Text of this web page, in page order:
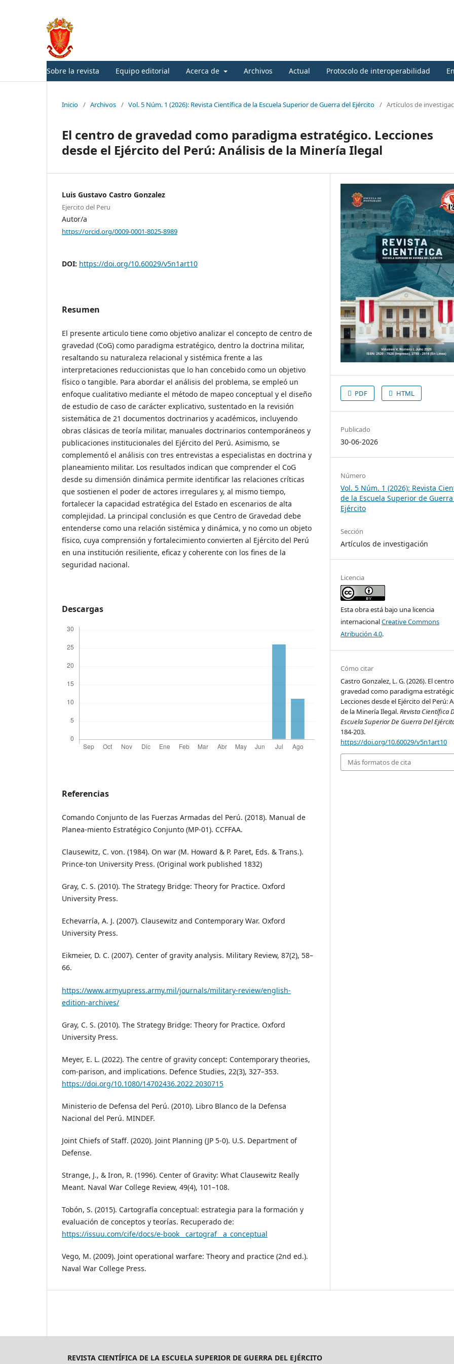
Sobre la revista Equipo editorial Acerca de Archivos Actual Protocolo de interoperabilidad
Inicio / Archivos / Vol. 5 Núm. 1 (2026): Revista Científica de la Escuela Superior de Guerra del Ejército / Artículos de
El centro de gravedad como paradigma estratégico. Lecciones
desde el Ejército del Perú: Análisis de la Minería Ilegal
Luis Gustavo Castro Gonzalez
Ejercito del Peru
Autor/a
https://orcid.org/0009-0001-8025-8989
DOI: https://doi.org/10.60029/v5n1art10
Resumen
El presente articulo tiene como objetivo analizar el concepto de centro de
gravedad (CoG) como paradigma estratégico, dentro la doctrina militar,
resaltando su naturaleza relacional y sistémica frente a las
interpretaciones reduccionistas que lo han concebido como un objetivo
físico o tangible. Para abordar el análisis del problema, se empleó un
enfoque cualitativo mediante el método de mapeo conceptual y el diseño
de estudio de caso de carácter explicativo, sustentado en la revisión
sistemática de 21 documentos doctrinarios y académicos, incluyendo
obras clásicas de teoría militar, manuales doctrinarios contemporáneos y
publicaciones institucionales del Ejército del Perú. Asimismo, se
complementó el análisis con tres entrevistas a especialistas en doctrina y
planeamiento militar. Los resultados indican que comprender el CoG
desde su dimensión dinámica permite identificar las relaciones críticas
que sostienen el poder de actores irregulares y, al mismo tiempo,
fortalecer la capacidad estratégica del Estado en escenarios de alta
complejidad. La principal conclusión es que Centro de Gravedad debe
entenderse como una relación sistémica y dinámica, y no como un objeto
físico, cuya comprensión y fortalecimiento convierten al Ejército del Perú
en una institución resiliente, eficaz y coherente con los fines de la
seguridad nacional.
Descargas
Referencias
Comando Conjunto de las Fuerzas Armadas del Perú. (2018). Manual de
Planea-miento Estratégico Conjunto (MP-01). CCFFAA.
Clausewitz, C. von. (1984). On war (M. Howard & P. Paret, Eds. & Trans.).
Prince-ton University Press. (Original work published 1832)
Gray, C. S. (2010). The Strategy Bridge: Theory for Practice. Oxford
University Press.
Echevarría, A. J. (2007). Clausewitz and Contemporary War. Oxford
University Press.
Eikmeier, D. C. (2007). Center of gravity analysis. Military Review, 87(2), 58–
66.
https://www.armyupress.army.mil/journals/military-review/english-
edition-archives/
Gray, C. S. (2010). The Strategy Bridge: Theory for Practice. Oxford
University Press.
Meyer, E. L. (2022). The centre of gravity concept: Contemporary theories,
com-parison, and implications. Defence Studies, 22(3), 327–353.
https://doi.org/10.1080/14702436.2022.2030715
Ministerio de Defensa del Perú. (2010). Libro Blanco de la Defensa
Nacional del Perú. MINDEF.
Joint Chiefs of Staff. (2020). Joint Planning (JP 5-0). U.S. Department of
Defense.
Strange, J., & Iron, R. (1996). Center of Gravity: What Clausewitz Really
Meant. Naval War College Review, 49(4), 101–108.
Tobón, S. (2015). Cartografía conceptual: estrategia para la formación y
evaluación de conceptos y teorías. Recuperado de:
https://issuu.com/cife/docs/e-book__cartograf__a_conceptual
Vego, M. (2009). Joint operational warfare: Theory and practice (2nd ed.).
Naval War College Press.
PDF HTML
Publicado
30-06-2026
Número
Vol. 5 Núm. 1 (2026): Revista
de la Escuela Superior de
Ejército
Sección
Artículos de investigación
Licencia
Esta obra está bajo una licencia
internacionalCreative Commons
Atribución 4.0.
Cómo citar
Castro Gonzalez, L. G. (2026). El
gravedad como paradigma
Lecciones desde el Ejército del Perú:
de la Minería Ilegal.Revista Científica
Escuela Superior De Guerra Del
184-203.
https://doi.org/10.60029/v5n1art10
Más formatos de cita
REVISTA CIENTÍFICA DE LA ESCUELA SUPERIOR DE GUERRA DEL EJÉRCITO